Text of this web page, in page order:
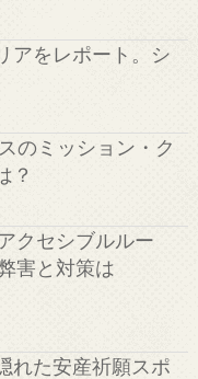
アをレポート。シ
のミッション・ク
？
クセシブルルー
害と対策は
れた安産祈願スポ